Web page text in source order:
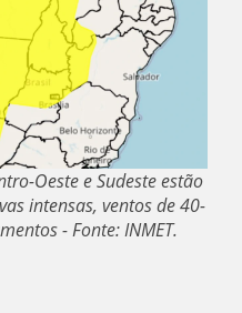
Oeste e Sudeste estão
intensas, ventos de 40-
- Fonte: INMET.